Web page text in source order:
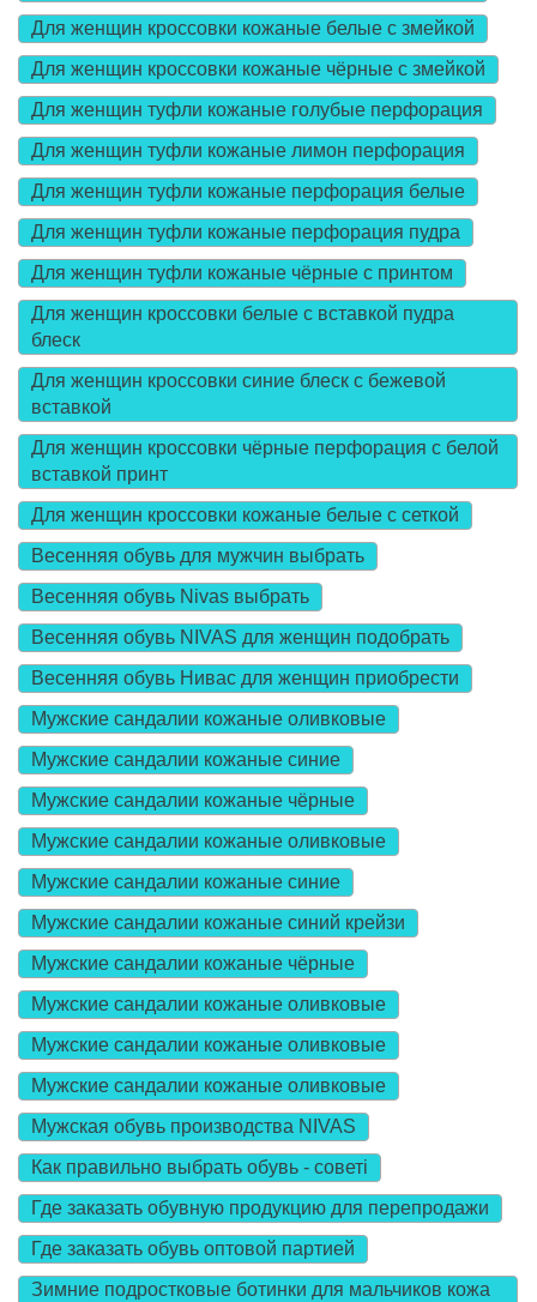
Для женщин кроссовки кожаные белые с змейкой
Для женщин кроссовки кожаные чёрные с змейкой
Для женщин туфли кожаные голубые перфорация
Для женщин туфли кожаные лимон перфорация
Для женщин туфли кожаные перфорация белые
Для женщин туфли кожаные перфорация пудра
Для женщин туфли кожаные чёрные с принтом
Для женщин кроссовки белые с вставкой пудра
блеск
Для женщин кроссовки синие блеск с бежевой
вставкой
Для женщин кроссовки чёрные перфорация с белой
вставкой принт
Для женщин кроссовки кожаные белые с сеткой
Весенняя обувь для мужчин выбрать
Весенняя обувь Nivas выбрать
Весенняя обувь NIVAS для женщин подобрать
Весенняя обувь Нивас для женщин приобрести
Мужские сандалии кожаные оливковые
Мужские сандалии кожаные синие
Мужские сандалии кожаные чёрные
Мужские сандалии кожаные оливковые
Мужские сандалии кожаные синие
Мужские сандалии кожаные синий крейзи
Мужские сандалии кожаные чёрные
Мужские сандалии кожаные оливковые
Мужские сандалии кожаные оливковые
Мужские сандалии кожаные оливковые
Мужская обувь производства NIVAS
Как правильно выбрать обувь - советі
Где заказать обувную продукцию для перепродажи
Где заказать обувь оптовой партией
Зимние подростковые ботинки для мальчиков кожа